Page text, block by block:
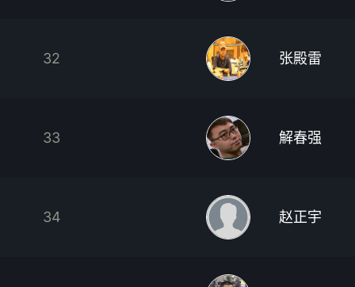
32 张殿雷
33 解春强
34 赵正宇